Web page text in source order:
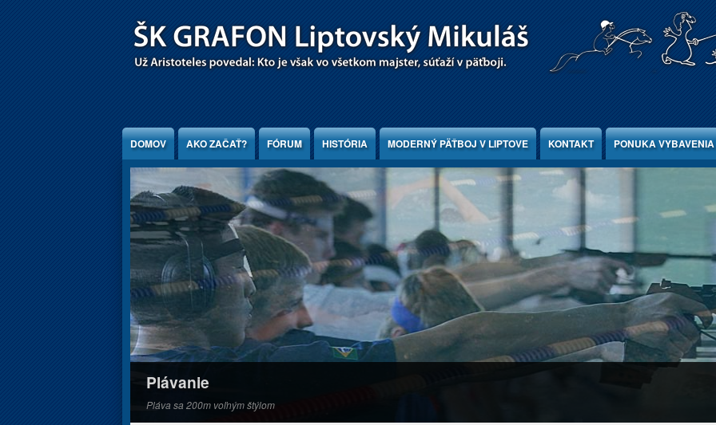
DOMOV AKO ZAČAŤ? FÓRUM HISTÓRIA MODERNÝ PÄŤBOJ V LIPTOVE KONTAKT PONUKA
Plávanie
Pláva sa 200m voľným štýlom